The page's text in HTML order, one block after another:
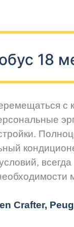
18
с
всегда
Crafter,